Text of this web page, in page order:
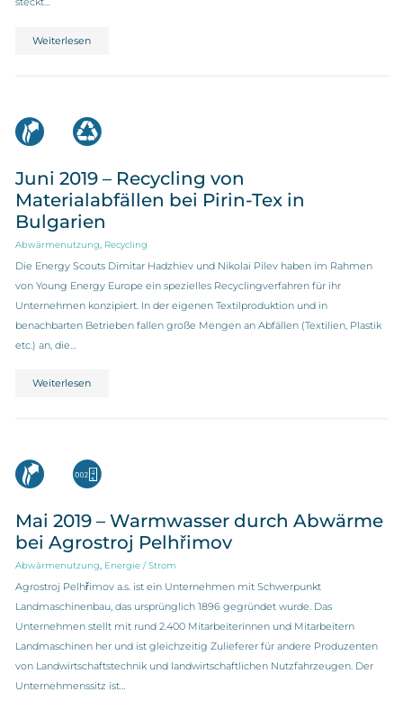
Weiterlesen
Juni 2019 – Recycling von
Materialabfällen bei Pirin-Tex in
Bulgarien
Abwärmenutzung Recycling
Die Energy Scouts Dimitar Hadzhiev und Nikolai Pilev haben im Rahmen
von Young Energy Europe ein spezielles Recyclingverfahren für ihr
Unternehmen konzipiert. In der eigenen Textilproduktion und in
benachbarten Betrieben fallen große Mengen an Abfällen (Textilien, Plastik
etc.) an, die…
Weiterlesen
Mai 2019 – Warmwasser durch Abwärme
bei Agrostroj Pelhřimov
Abwärmenutzung, Energie / Strom
Agrostroj Pelhřimov a.s. ist ein Unternehmen mit Schwerpunkt
Landmaschinenbau, das ursprünglich 1896 gegründet wurde. Das
Unternehmen stellt mit rund 2.400 Mitarbeiterinnen und Mitarbeitern
Landmaschinen her und ist gleichzeitig Zulieferer für andere Produzenten
von Landwirtschaftstechnik und landwirtschaftlichen Nutzfahrzeugen. Der
Unternehmenssitz ist…